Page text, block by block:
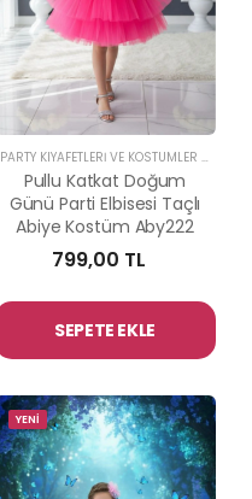
PARTY KIYAFETLERİ VE KOSTÜMLER
Pullu Katkat Doğum
Günü Parti Elbisesi Taçlı
Abiye Kostüm Aby222
799,00 TL
SEPETE EKLE
YENİ